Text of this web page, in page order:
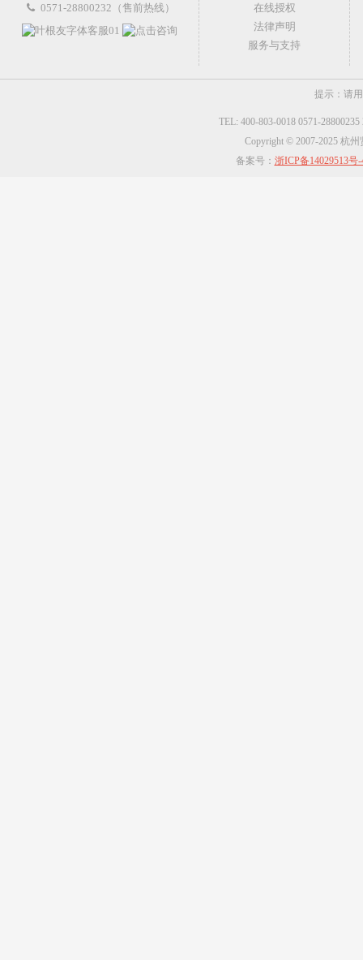
0571-28800232（售前热线）
在线授权
法律声明
服务与支持
提示：请
TEL: 400-803-0018 0571-
Copyright © 2007-2025 杭
备案号： 浙ICP备14029513号-